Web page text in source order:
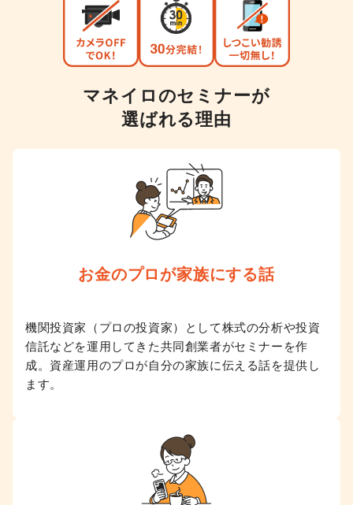
マネイロのセミナーが
選ばれる理由
お金のプロが家族にする話
機関投資家（プロの投資家）として株式の分析や投資
信託などを運用してきた共同創業者がセミナーを作
成。資産運用のプロが自分の家族に伝える話を提供し
ます。